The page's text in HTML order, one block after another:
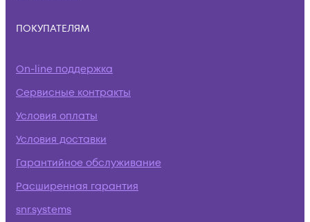
ПОКУПАТЕЛЯМ
On-line поддержка
Сервисные контракты
Условия оплаты
Условия доставки
Гарантийное обслуживание
Расширенная гарантия
snr.systems